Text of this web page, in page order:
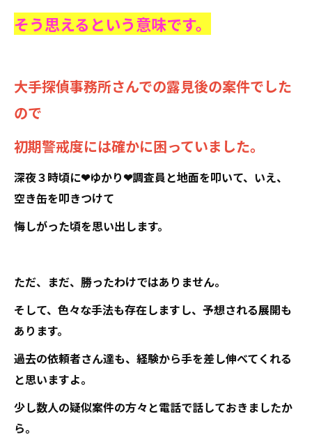
そう思えるという意味です。
大手探偵事務所さんでの露見後の案件でした
ので
初期警戒度には確かに困っていました。
深夜３時頃に❤ゆかり❤調査員と地面を叩いて、いえ、
空き缶を叩きつけて
悔しがった頃を思い出します。
ただ、まだ、勝ったわけではありません。
そして、色々な手法も存在しますし、予想される展開も
あります。
過去の依頼者さん達も、経験から手を差し伸べてくれる
と思いますよ。
少し数人の疑似案件の方々と電話で話しておきましたか
ら。